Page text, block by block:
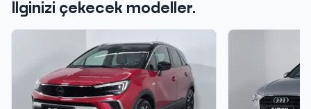
İlginizi çekecek modeller.